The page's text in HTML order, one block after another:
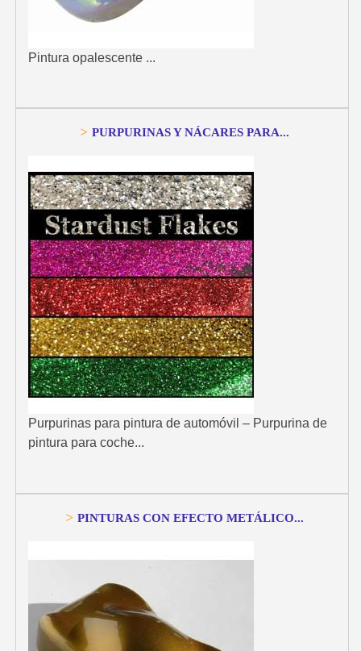
Pintura opalescente ...
> PURPURINAS Y NÁCARES PARA...
Purpurinas para pintura de automóvil – Purpurina de
pintura para coche...
> PINTURAS CON EFECTO METÁLICO...